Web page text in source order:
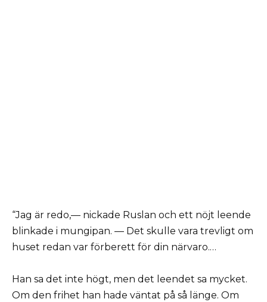
“Jag är redo,— nickade Ruslan och ett nöjt leende
blinkade i mungipan. — Det skulle vara trevligt om
huset redan var förberett för din närvaro.…
Han sa det inte högt, men det leendet sa mycket.
Om den frihet han hade väntat på så länge. Om